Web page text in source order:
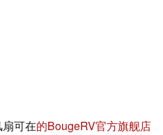
可在的BougeRV官方旗舰店